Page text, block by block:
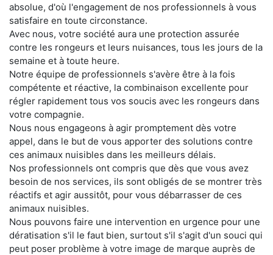
absolue, d'où l'engagement de nos professionnels à vous
satisfaire en toute circonstance.
Avec nous, votre société aura une protection assurée
contre les rongeurs et leurs nuisances, tous les jours de la
semaine et à toute heure.
Notre équipe de professionnels s'avère être à la fois
compétente et réactive, la combinaison excellente pour
régler rapidement tous vos soucis avec les rongeurs dans
votre compagnie.
Nous nous engageons à agir promptement dès votre
appel, dans le but de vous apporter des solutions contre
ces animaux nuisibles dans les meilleurs délais.
Nos professionnels ont compris que dès que vous avez
besoin de nos services, ils sont obligés de se montrer très
réactifs et agir aussitôt, pour vous débarrasser de ces
animaux nuisibles.
Nous pouvons faire une intervention en urgence pour une
dératisation s'il le faut bien, surtout s'il s'agit d'un souci qui
peut poser problème à votre image de marque auprès de